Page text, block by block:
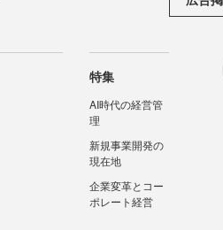
特集
AI時代の経営管
理
新規事業開発の
現在地
企業変革とコー
ポレート経営